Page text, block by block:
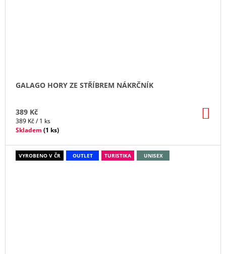
GALAGO HORY ZE STŘÍBREM NÁKRČNÍK
389 Kč
Měrná
cena:
389 Kč / 1 ks
Skladem (1 ks)
VYROBENO V ČR OUTLET TURISTIKA UNISEX